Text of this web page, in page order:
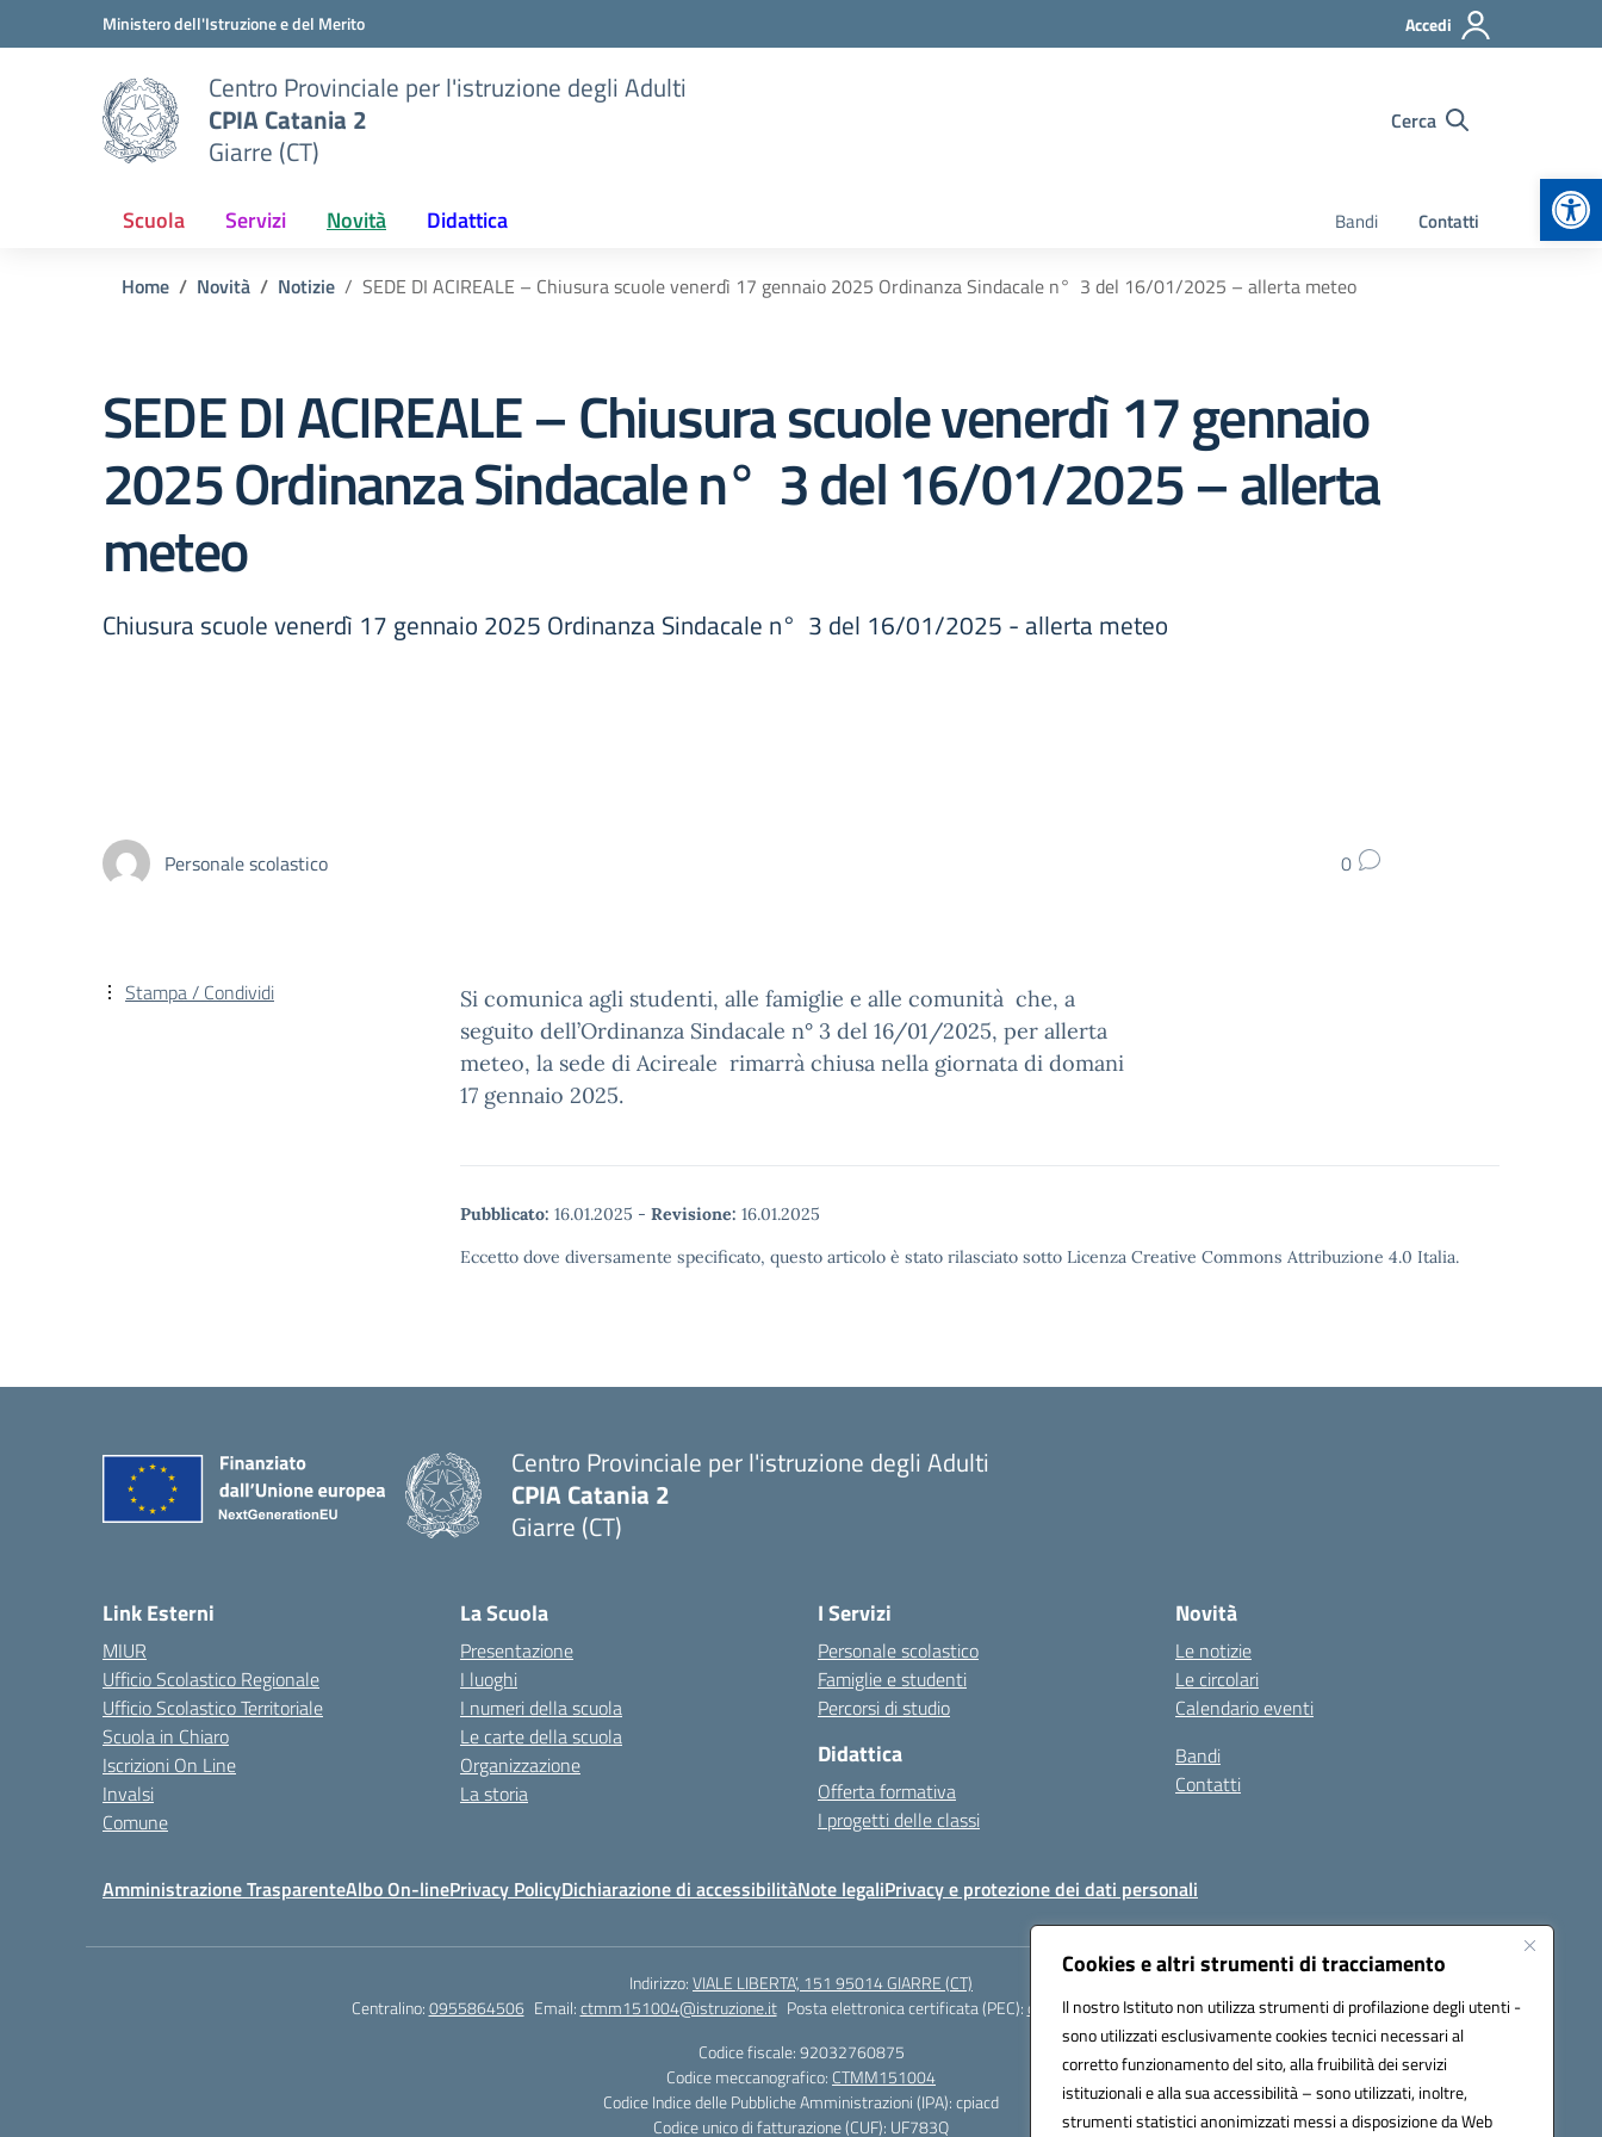
Cookies e altri strumenti di tracciamento
Il nostro Istituto non utilizza strumenti di profilazione degli utenti -
sono utilizzati esclusivamente cookies tecnici necessari al
corretto funzionamento del sito, alla fruibilità dei servizi
istituzionali e alla sua accessibilità – sono utilizzati, inoltre,
strumenti statistici anonimizzati messi a disposizione da Web
Vai ai contenuti
Vai al menu di navigazioneMinistero dell'Istruzione e del Merito Accedi
Centro Provinciale per l'istruzione degli Adulti
CPIA Catania 2
Giarre (CT)
Cerca
Scuola Servizi Novità Didattica Bandi Contatti
Home Novità Notizie SEDE DI ACIREALE – Chiusura scuole venerdì 17 gennaio 2025 Ordinanza Sindacale n° 3 del 16/01/2025 – allerta meteo
SEDE DI ACIREALE – Chiusura scuole venerdì 17 gennaio
2025 Ordinanza Sindacale n° 3 del 16/01/2025 – allerta
meteo
Chiusura scuole venerdì 17 gennaio 2025 Ordinanza Sindacale n° 3 del 16/01/2025 - allerta meteo
Personale scolastico 0
Si comunica agli studenti, alle famiglie e alle comunità che, a
seguito dell’Ordinanza Sindacale n° 3 del 16/01/2025, per allerta
meteo, la sede di Acireale rimarrà chiusa nella giornata di domani
17 gennaio 2025.
Pubblicato: 16.01.2025 - Revisione: 16.01.2025
Eccetto dove diversamente specificato, questo articolo è stato rilasciato sotto Licenza Creative Commons Attribuzione 4.0 Italia.
Stampa / Condividi
Centro Provinciale per l'istruzione degli Adulti
CPIA Catania 2
Giarre (CT)
Link Esterni
MIUR
Ufficio Scolastico Regionale
Ufficio Scolastico Territoriale
Scuola in Chiaro
Iscrizioni On Line
Invalsi
Comune
La Scuola
Presentazione
I luoghi
I numeri della scuola
Le carte della scuola
Organizzazione
La storia
I Servizi
Personale scolastico
Famiglie e studenti
Percorsi di studio
Didattica
Offerta formativa
I progetti delle classi
Novità
Le notizie
Le circolari
Calendario eventi
Bandi
Contatti
Amministrazione TrasparenteAlbo On-linePrivacy PolicyDichiarazione di accessibilitàNote legaliPrivacy e protezione dei dati personali
Indirizzo:VIALE LIBERTA’, 151 95014 GIARRE (CT)
Centralino:0955864506 Email:ctmm151004@istruzione.it Posta elettronica certificata (PEC):ctmm151004@pec.istruzione.it
Codice fiscale: 92032760875
Codice meccanografico: CTMM151004
Codice Indice delle Pubbliche Amministrazioni (IPA): cpiacd
Codice unico di fatturazione (CUF): UF783Q